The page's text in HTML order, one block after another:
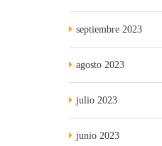
septiembre 2023
agosto 2023
julio 2023
junio 2023